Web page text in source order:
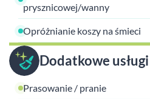
prysznicowej/wanny
Opróżnianie koszy na śmieci
Dodatkowe
Prasowanie / pranie